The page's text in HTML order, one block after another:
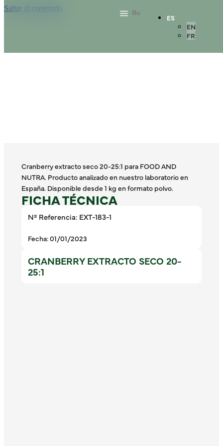
Saltar al contenido
ES
EN
FR
Cranberry extracto seco 20-25:1 para FOOD AND
NUTRA. Producto analizado en nuestro laboratorio en
España. Disponible desde 1 kg en formato polvo.
FICHA TÉCNICA
Nº Referencia: EXT-183-1
Fecha: 01/01/2023
CRANBERRY EXTRACTO SECO 20-
25:1